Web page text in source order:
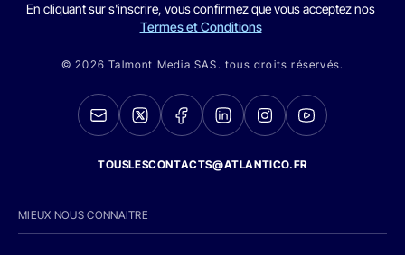
En cliquant sur s'inscrire, vous confirmez que vous acceptez nos
Termes et Conditions
© 2026 Talmont Media SAS. tous droits réservés.
TOUSLESCONTACTS@ATLANTICO.FR
MIEUX NOUS CONNAITRE